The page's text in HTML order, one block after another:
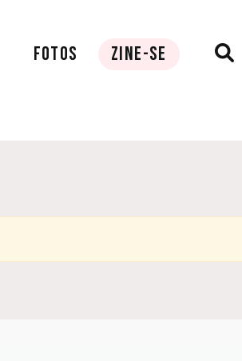
FOTOS ZINE-SE